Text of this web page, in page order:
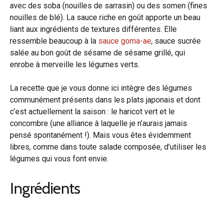
avec des soba (nouilles de sarrasin) ou des somen (fines
nouilles de blé). La sauce riche en goût apporte un beau
liant aux ingrédients de textures différentes. Elle
ressemble beaucoup à la sauce goma-ae, sauce sucrée
salée au bon goût de sésame de sésame grillé, qui
enrobe à merveille les légumes verts.
La recette que je vous donne ici intègre des légumes
communément présents dans les plats japonais et dont
c’est actuellement la saison : le haricot vert et le
concombre (une alliance à laquelle je n’aurais jamais
pensé spontanément !). Mais vous êtes évidemment
libres, comme dans toute salade composée, d’utiliser les
légumes qui vous font envie.
Ingrédients